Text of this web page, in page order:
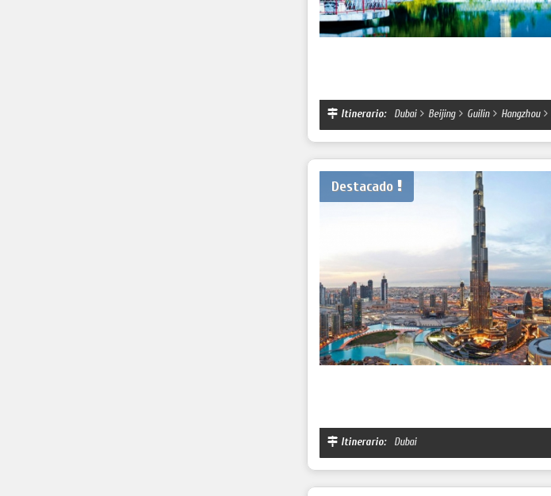
Itinerario: Dubai Beijing Guilin Hangzhou
Destacado
Itinerario: Dubai